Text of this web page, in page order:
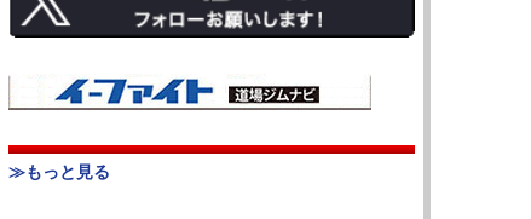
≫もっと見る